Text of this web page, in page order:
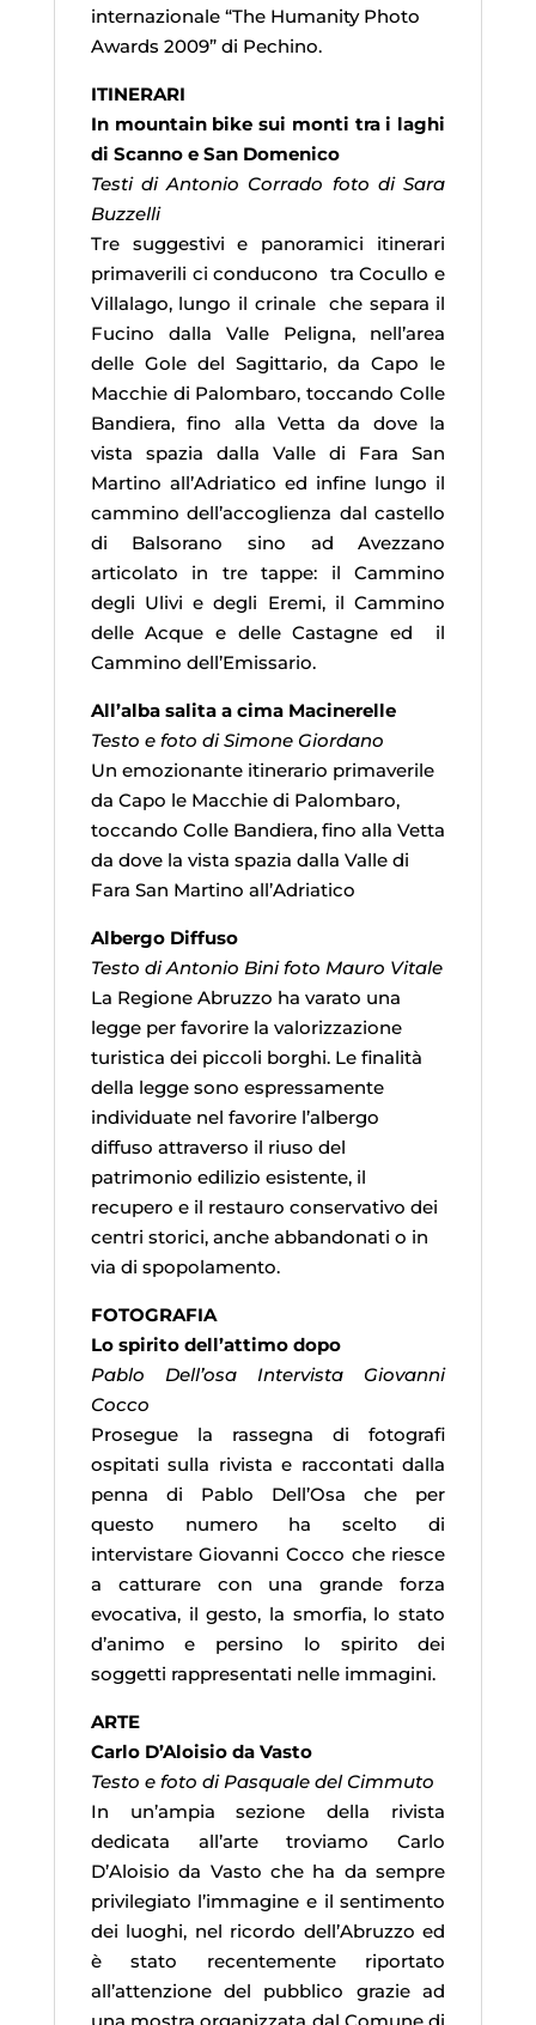
internazionale “The Humanity Photo
Awards 2009” di Pechino.
ITINERARI
In mountain bike sui monti tra i laghi
di Scanno e San Domenico
Testi di Antonio Corrado foto di Sara
Buzzelli
Tre suggestivi e panoramici itinerari
primaverili ci conducono tra Cocullo e
Villalago, lungo il crinale che separa il
Fucino dalla Valle Peligna, nell’area
delle Gole del Sagittario, da Capo le
Macchie di Palombaro, toccando Colle
Bandiera, fino alla Vetta da dove la
vista spazia dalla Valle di Fara San
Martino all’Adriatico ed infine lungo il
cammino dell’accoglienza dal castello
di Balsorano sino ad Avezzano
articolato in tre tappe: il Cammino
degli Ulivi e degli Eremi, il Cammino
delle Acque e delle Castagne ed il
Cammino dell’Emissario.
All’alba salita a cima Macinerelle
Testo e foto di Simone Giordano
Un emozionante itinerario primaverile
da Capo le Macchie di Palombaro,
toccando Colle Bandiera, fino alla Vetta
da dove la vista spazia dalla Valle di
Fara San Martino all’Adriatico
Albergo Diffuso
Testo di Antonio Bini foto Mauro Vitale
La Regione Abruzzo ha varato una
legge per favorire la valorizzazione
turistica dei piccoli borghi. Le finalità
della legge sono espressamente
individuate nel favorire l’albergo
diffuso attraverso il riuso del
patrimonio edilizio esistente, il
recupero e il restauro conservativo dei
centri storici, anche abbandonati o in
via di spopolamento.
FOTOGRAFIA
Lo spirito dell’attimo dopo
Pablo Dell’osa Intervista Giovanni
Cocco
Prosegue la rassegna di fotografi
ospitati sulla rivista e raccontati dalla
penna di Pablo Dell’Osa che per
questo numero ha scelto di
intervistare Giovanni Cocco che riesce
a catturare con una grande forza
evocativa, il gesto, la smorfia, lo stato
d’animo e persino lo spirito dei
soggetti rappresentati nelle immagini.
ARTE
Carlo D’Aloisio da Vasto
Testo e foto di Pasquale del Cimmuto
In un’ampia sezione della rivista
dedicata all’arte troviamo Carlo
D’Aloisio da Vasto che ha da sempre
privilegiato l’immagine e il sentimento
dei luoghi, nel ricordo dell’Abruzzo ed
è stato recentemente riportato
all’attenzione del pubblico grazie ad